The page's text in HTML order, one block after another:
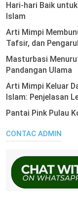
Hari-hari Baik
Islam
Arti Mimpi
Tafsir, dan
Masturbasi
Pandangan Ulama
Arti Mimpi Keluar
Islam: Penjelasan
Pantai Pink Pulau
CONTAC ADMIN